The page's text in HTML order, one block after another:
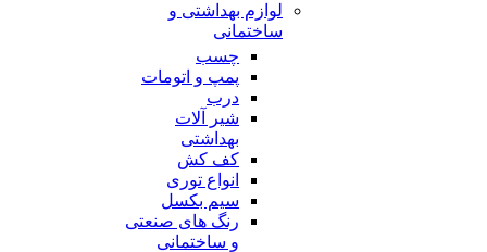
لوازم بهداشتی و
ساختمانی
چسب
پمپ و اتومات
درب
شیر آلات
بهداشتی
کف کش
انواع توری
سیم بکسل
رنگ های صنعتی
و ساختمانی